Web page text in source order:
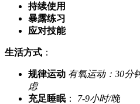
持续使用
暴露练习
应对技能
生活方式 ：
规律运动 有氧运动：30分
虑
充足睡眠： 7-9小时/晚